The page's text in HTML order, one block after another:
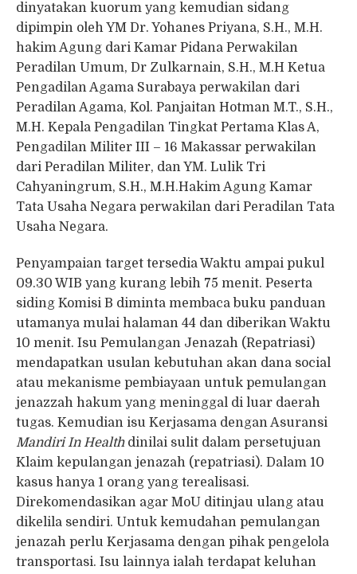
dinyatakan kuorum yang kemudian sidang
dipimpin oleh YM Dr. Yohanes Priyana, S.H., M.H.
hakim Agung dari Kamar Pidana Perwakilan
Peradilan Umum, Dr Zulkarnain, S.H., M.H Ketua
Pengadilan Agama Surabaya perwakilan dari
Peradilan Agama, Kol. Panjaitan Hotman M.T., S.H.,
M.H. Kepala Pengadilan Tingkat Pertama Klas A,
Pengadilan Militer III – 16 Makassar perwakilan
dari Peradilan Militer, dan YM. Lulik Tri
Cahyaningrum, S.H., M.H.Hakim Agung Kamar
Tata Usaha Negara perwakilan dari Peradilan Tata
Usaha Negara.
Penyampaian target tersedia Waktu ampai pukul
09.30 WIB yang kurang lebih 75 menit. Peserta
siding Komisi B diminta membaca buku panduan
utamanya mulai halaman 44 dan diberikan Waktu
10 menit. Isu Pemulangan Jenazah (Repatriasi)
mendapatkan usulan kebutuhan akan dana social
atau mekanisme pembiayaan untuk pemulangan
jenazzah hakum yang meninggal di luar daerah
tugas. Kemudian isu Kerjasama dengan Asuransi
Mandiri In Healthdinilai sulit dalam persetujuan
Klaim kepulangan jenazah (repatriasi). Dalam 10
kasus hanya 1 orang yang terealisasi.
Direkomendasikan agar MoU ditinjau ulang atau
dikelila sendiri. Untuk kemudahan pemulangan
jenazah perlu Kerjasama dengan pihak pengelola
transportasi. Isu lainnya ialah terdapat keluhan